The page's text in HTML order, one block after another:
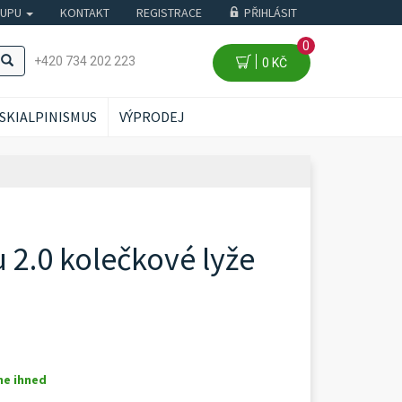
KONTAKT REGISTRACE PŘIHLÁSIT
+420 734 202 223 0 KČ
0
SKIALPINISMUS VÝPRODEJ
2.0 kolečkové lyže
ihned